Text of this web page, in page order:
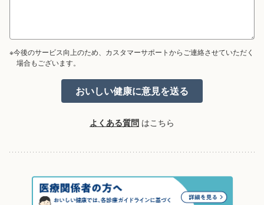
※今後のサービス向上のため、カスタマーサポートからご連絡させていただく
場合もございます。
よくある質問 はこちら